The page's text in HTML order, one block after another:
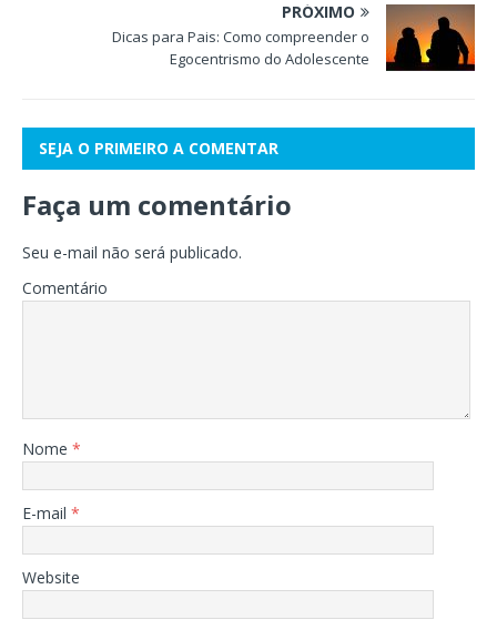
PRÓXIMO
Dicas para Pais: Como compreender o
Egocentrismo do Adolescente
SEJA O PRIMEIRO A COMENTAR
Faça um comentário
Seu e-mail não será publicado.
Comentário
Nome *
E-mail *
Website